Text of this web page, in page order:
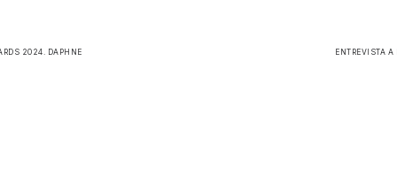
2024. DAPHNE ENTREVISTA A